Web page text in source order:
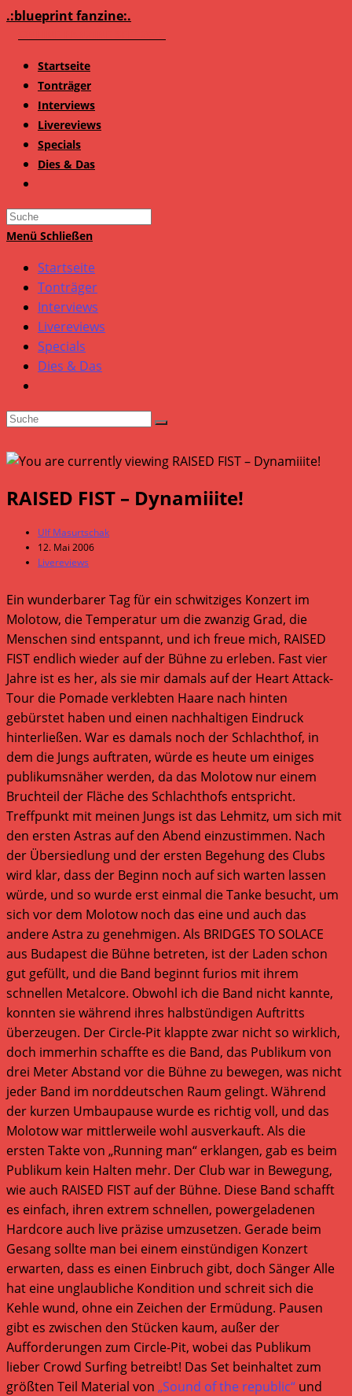
Zum
.:blueprint fanzine:.
Startseite
Tonträger
Interviews
Livereviews
Specials
Dies & Das
Search
this
Menü Schließen
Startseite
Tonträger
Interviews
Livereviews
Specials
Dies & Das
RAISED FIST – Dynamiiite!
Beitrags-
Autor:
Ulf Masurtschak
Beitrag
veröffentlicht:
12. Mai 2006
Beitrags-
Livereviews
Ein wunderbarer Tag für ein schwitziges Konzert im
Molotow, die Temperatur um die zwanzig Grad, die
Menschen sind entspannt, und ich freue mich, RAISED
FIST endlich wieder auf der Bühne zu erleben. Fast vier
Jahre ist es her, als sie mir damals auf der Heart Attack-
Tour die Pomade verklebten Haare nach hinten
gebürstet haben und einen nachhaltigen Eindruck
hinterließen. War es damals noch der Schlachthof, in
dem die Jungs auftraten, würde es heute um einiges
publikumsnäher werden, da das Molotow nur einem
Bruchteil der Fläche des Schlachthofs entspricht.
Treffpunkt mit meinen Jungs ist das Lehmitz, um sich mit
den ersten Astras auf den Abend einzustimmen. Nach
der Übersiedlung und der ersten Begehung des Clubs
wird klar, dass der Beginn noch auf sich warten lassen
würde, und so wurde erst einmal die Tanke besucht, um
sich vor dem Molotow noch das eine und auch das
andere Astra zu genehmigen. Als BRIDGES TO SOLACE
aus Budapest die Bühne betreten, ist der Laden schon
gut gefüllt, und die Band beginnt furios mit ihrem
schnellen Metalcore. Obwohl ich die Band nicht kannte,
konnten sie während ihres halbstündigen Auftritts
überzeugen. Der Circle-Pit klappte zwar nicht so wirklich,
doch immerhin schaffte es die Band, das Publikum von
drei Meter Abstand vor die Bühne zu bewegen, was nicht
jeder Band im norddeutschen Raum gelingt. Während
der kurzen Umbaupause wurde es richtig voll, und das
Molotow war mittlerweile wohl ausverkauft. Als die
ersten Takte von „Running man“ erklangen, gab es beim
Publikum kein Halten mehr. Der Club war in Bewegung,
wie auch RAISED FIST auf der Bühne. Diese Band schafft
es einfach, ihren extrem schnellen, powergeladenen
Hardcore auch live präzise umzusetzen. Gerade beim
Gesang sollte man bei einem einstündigen Konzert
erwarten, dass es einen Einbruch gibt, doch Sänger Alle
hat eine unglaubliche Kondition und schreit sich die
Kehle wund, ohne ein Zeichen der Ermüdung. Pausen
gibt es zwischen den Stücken kaum, außer der
Aufforderungen zum Circle-Pit, wobei das Publikum
lieber Crowd Surfing betreibt! Das Set beinhaltet zum
größten Teil Material von „Sound of the republic“ und